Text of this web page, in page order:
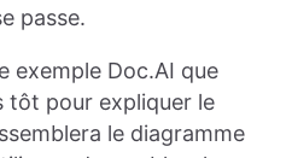
passe.
exemple Doc.AI que
tôt pour expliquer le
le diagramme